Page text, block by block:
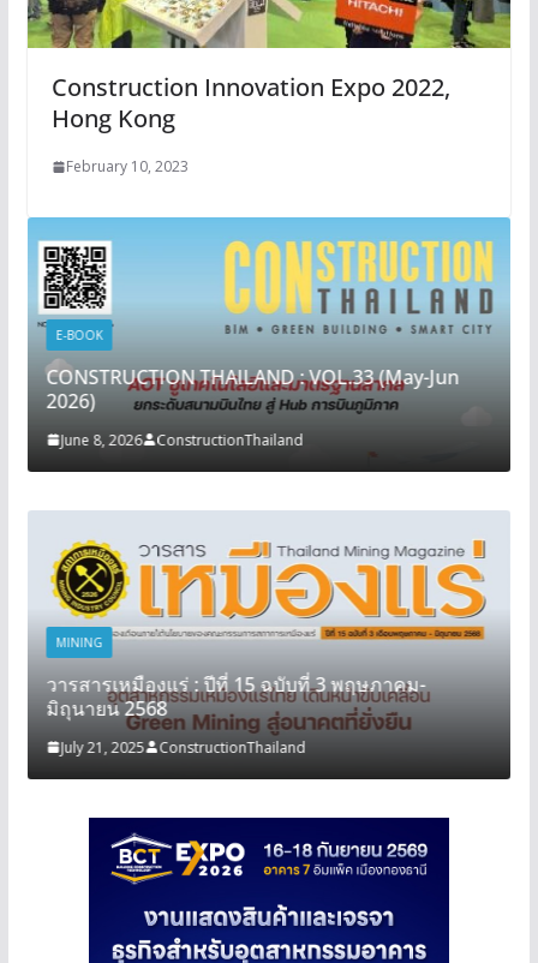
Construction Innovation Expo 2022,
Hong Kong
February 10, 2023
E-BOOK
CONSTRUCTION THAILAND : VOL.33 (May-Jun
2026)
June 8, 2026 ConstructionThailand
MINING
วารสารเหมืองแร่ : ปีที่ 15 ฉบับที่ 3 พฤษภาคม-
มิถุนายน 2568
July 21, 2025 ConstructionThailand